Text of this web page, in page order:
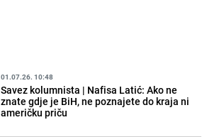
01.07.26. 10:48
Savez kolumnista | Nafisa Latić: Ako ne
znate gdje je BiH, ne poznajete do kraja ni
američku priču